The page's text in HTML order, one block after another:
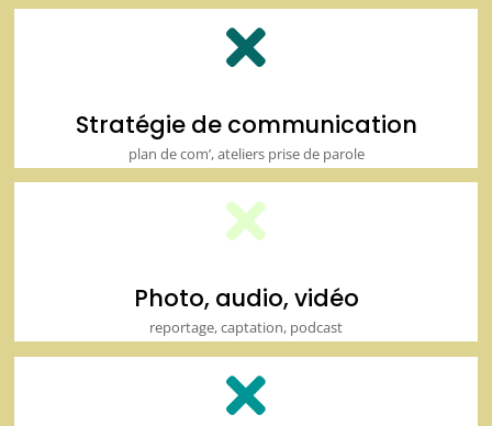

Stratégie de communication
plan de com’, ateliers prise de parole

Photo, audio, vidéo
reportage, captation, podcast
